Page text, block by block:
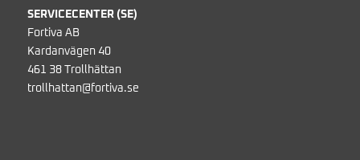
SERVICECENTER (SE)
Fortiva AB
Kardanvägen 40
461 38 Trollhättan
trollhattan@fortiva.se